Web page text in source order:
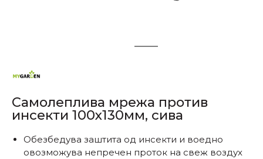
2
Самолеплива мрежа против
инсекти 100х130мм, сива
Обезбедува заштита од инсекти и воедно
овозможува непречен проток на свеж воздух